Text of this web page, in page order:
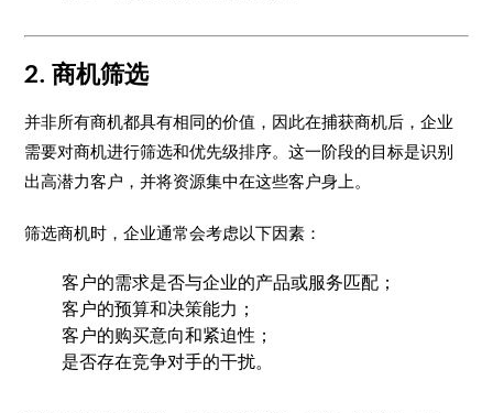
2. 商机筛选
并非所有商机都具有相同的价值，因此在捕获商机后，企业
需要对商机进行筛选和优先级排序。这一阶段的目标是识别
出高潜力客户，并将资源集中在这些客户身上。
筛选商机时，企业通常会考虑以下因素：
客户的需求是否与企业的产品或服务匹配；
客户的预算和决策能力；
客户的购买意向和紧迫性；
是否存在竞争对手的干扰。